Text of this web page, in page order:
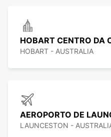
HOBART CENTRO DA
HOBART - AUSTRALIA
AEROPORTO DE
LAUNCESTON -